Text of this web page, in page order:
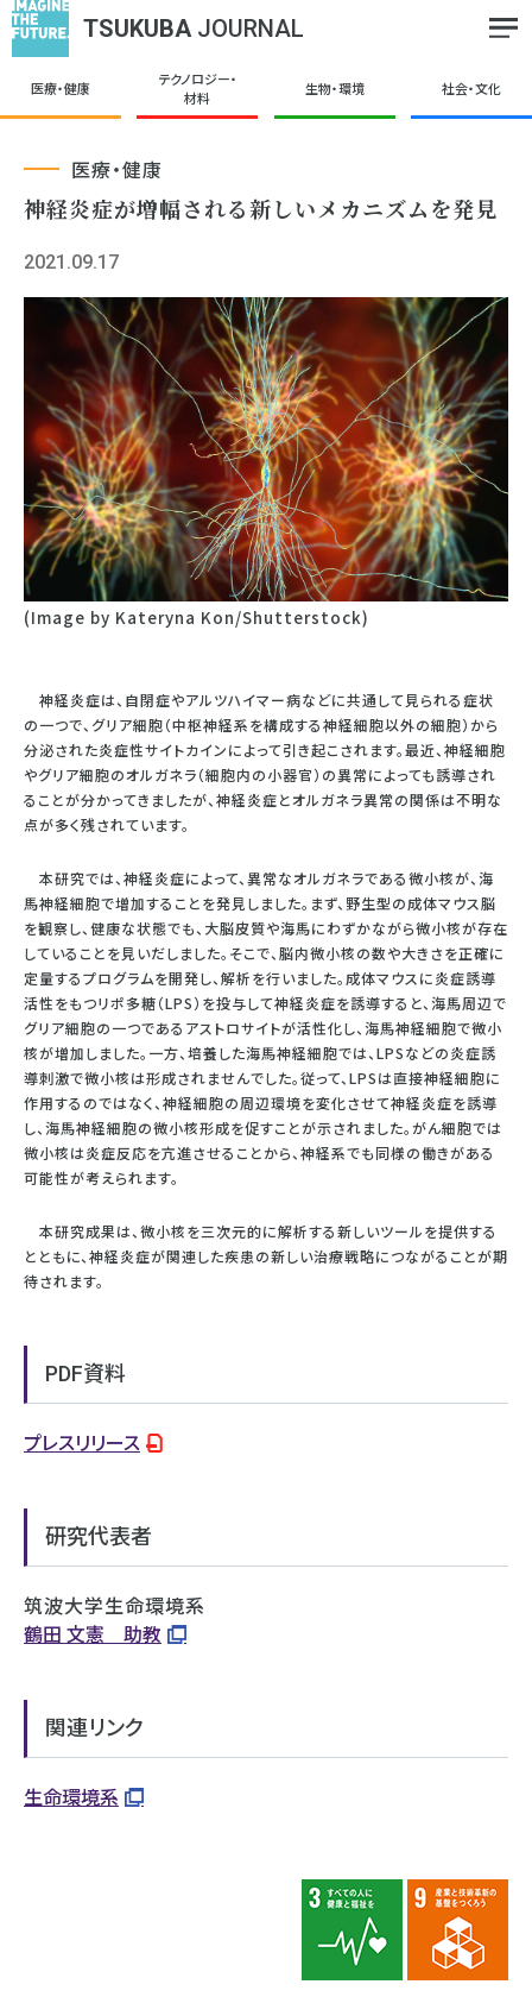
TSUKUBA JOURNAL
医療・健康
テクノロジー・
材料
生物・環境 社会・文化
医療・健康
神経炎症が増幅される新しいメカニズムを発見
2021.09.17
(Image by Kateryna Kon/Shutterstock)
神経炎症は、自閉症やアルツハイマー病などに共通して見られる症状
の一つで、グリア細胞（中枢神経系を構成する神経細胞以外の細胞）から
分泌された炎症性サイトカインによって引き起こされます。最近、神経細胞
やグリア細胞のオルガネラ（細胞内の小器官）の異常によっても誘導され
ることが分かってきましたが、神経炎症とオルガネラ異常の関係は不明な
点が多く残されています。
本研究では、神経炎症によって、異常なオルガネラである微小核が、海
馬神経細胞で増加することを発見しました。まず、野生型の成体マウス脳
を観察し、健康な状態でも、大脳皮質や海馬にわずかながら微小核が存在
していることを見いだしました。そこで、脳内微小核の数や大きさを正確に
定量するプログラムを開発し、解析を行いました。成体マウスに炎症誘導
活性をもつリポ多糖（LPS）を投与して神経炎症を誘導すると、海馬周辺で
グリア細胞の一つであるアストロサイトが活性化し、海馬神経細胞で微小
核が増加しました。一方、培養した海馬神経細胞では、LPSなどの炎症誘
導刺激で微小核は形成されませんでした。従って、LPSは直接神経細胞に
作用するのではなく、神経細胞の周辺環境を変化させて神経炎症を誘導
し、海馬神経細胞の微小核形成を促すことが示されました。がん細胞では
微小核は炎症反応を亢進させることから、神経系でも同様の働きがある
可能性が考えられます。
本研究成果は、微小核を三次元的に解析する新しいツールを提供する
とともに、神経炎症が関連した疾患の新しい治療戦略につながることが期
待されます。
PDF資料
プレスリリース
研究代表者
筑波大学生命環境系
鶴田 文憲 助教
関連リンク
生命環境系